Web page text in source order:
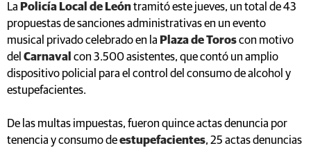
La Policía Local de Leóntramitó este jueves, un total de 43
propuestas de sanciones administrativas en un evento
musical privado celebrado en la Plaza de Toroscon motivo
del Carnaval con 3.500 asistentes, que contó un amplio
dispositivo policial para el control del consumo de alcohol y
estupefacientes.
De las multas impuestas, fueron quince actas denuncia por
tenencia y consumo deestupefacientes, 25 actas denuncias